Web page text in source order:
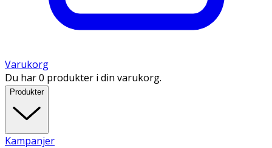
Varukorg
Du har 0 produkter i din varukorg.
Produkter
Kampanjer